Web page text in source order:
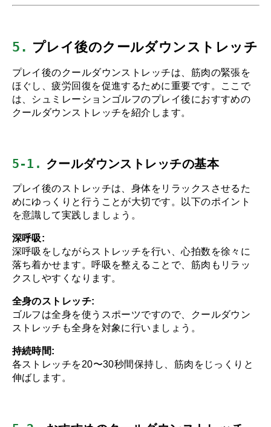
5. プレイ後のクールダウンストレッチ
プレイ後のクールダウンストレッチは、筋肉の緊張を
ほぐし、疲労回復を促進するために重要です。ここで
は、シュミレーションゴルフのプレイ後におすすめの
クールダウンストレッチを紹介します。
5-1. クールダウンストレッチの基本
プレイ後のストレッチは、身体をリラックスさせるた
めにゆっくりと行うことが大切です。以下のポイント
を意識して実践しましょう。
深呼吸:
深呼吸をしながらストレッチを行い、心拍数を徐々に
落ち着かせます。呼吸を整えることで、筋肉もリラッ
クスしやすくなります。
全身のストレッチ:
ゴルフは全身を使うスポーツですので、クールダウン
ストレッチも全身を対象に行いましょう。
持続時間:
各ストレッチを20〜30秒間保持し、筋肉をじっくりと
伸ばします。